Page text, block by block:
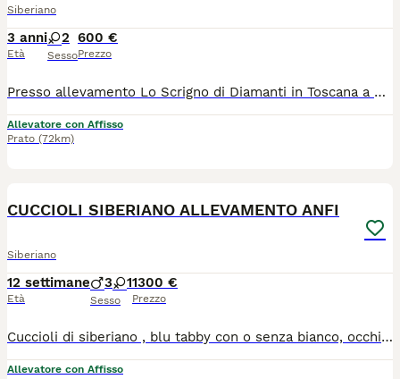
Siberiano
3 anni
Età
2
Sesso
600 €
Prezzo
Presso allevamento Lo Scrigno di Diamanti in Toscana a Prato, cerchiamo una nuova famiglia speciale per questa bellissima gatta Siberiana Neva masquerade, blue tabby point femmina di nome Mia ✨ Età: 4 anni ✨ Carattere: Dolce, affettuosa, equilibrata sempre in cerca del contatto umano ✨ Salute: Sana, vaccinata, sverminata ✨ Sterilizzata ✨ Abituata a: vivere in casa, contatto umano, altri gatti e cane 🧡 Cerchiamo per lei una casa tranquilla, con persone amorevoli che possano dedicarle tempo e affetto. 📩 Contattami in privato al 3474949703 per informazioni, video o per conoscerla meglio. Valutiamo solo cessioni responsabili, con colloquio conoscitivo Non viene ceduta a titolo gratuito
Allevatore con Affisso
Prato (72km)
CUCCIOLI SIBERIANO ALLEVAMENTO ANFI
Siberiano
12 settimane
Età
3 1
Sesso
1300 €
Prezzo
Cuccioli di siberiano , blu tabby con o senza bianco, occhi verdi. test genetici dei genitori completi ,chip, vaccini completi, certificato di buona salute
Allevatore con Affisso